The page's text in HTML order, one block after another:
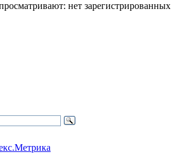
нет зарегистрированных